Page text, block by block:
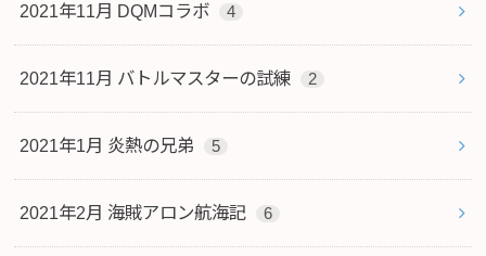
2021年11月 DQMコラボ 4
2021年11月 バトルマスターの試練 2
2021年1月 炎熱の兄弟 5
2021年2月 海賊アロン航海記 6